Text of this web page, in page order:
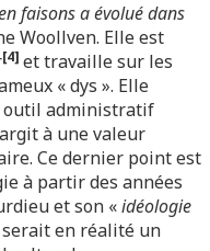
faisons a évolué dans
Woollven. Elle est
[4] et travaille sur les
« dys ». Elle
outil administratif
à une valeur
Ce dernier point est
à partir des années
et son «idéologie
serait en réalité un